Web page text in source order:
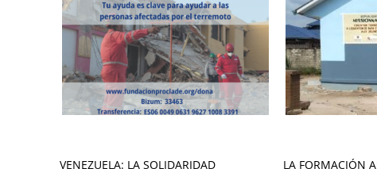
VENEZUELA: LA SOLIDARIDAD
LA FORMACIÓN